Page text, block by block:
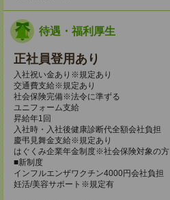
待遇・福利厚生
正社員登用あり
入社祝い金あり※規定あり
交通費支給※規定あり
社会保険完備※法令に準ずる
ユニフォーム支給
昇給年1回
入社時・入社後健康診断代全額会社負担
慶弔見舞金支給※規定あり
はぐくみ企業年金制度※社会保険対象の方
■新制度
インフルエンザワクチン4000円会社負担
妊活/美容サポート※規定有